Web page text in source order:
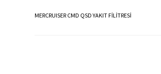
MERCRUISER CMD QSD YAKIT FİLİTRESİ